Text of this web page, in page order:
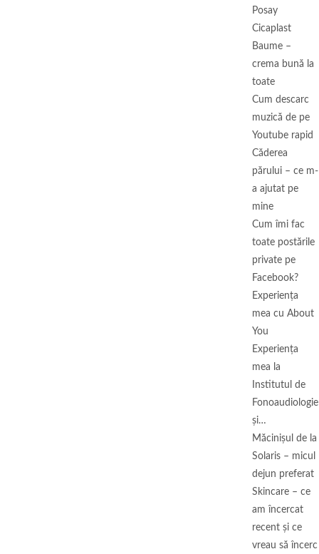
Posay
Cicaplast
Baume –
crema bună la
toate
Cum descarc
muzică de pe
Youtube rapid
Căderea
părului – ce m-
a ajutat pe
mine
Cum îmi fac
toate postările
private pe
Facebook?
Experiența
mea cu About
You
Experiența
mea la
Institutul de
Fonoaudiologie
și…
Măcinişul de la
Solaris – micul
dejun preferat
Skincare – ce
am încercat
recent și ce
vreau să încerc